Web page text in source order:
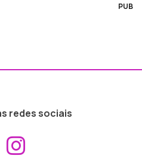
PUB
redes sociais
Aceder ao